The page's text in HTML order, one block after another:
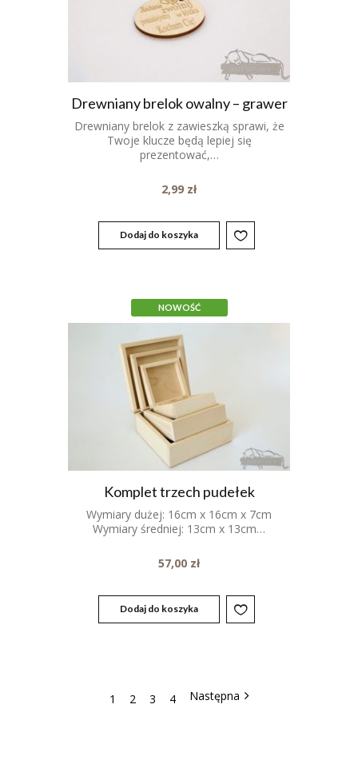
Drewniany brelok owalny – grawer
Drewniany brelok z zawieszką sprawi, że
Twoje klucze będą lepiej się
prezentować,…
2,99 zł
Dodaj do koszyka
NOWOŚĆ
Komplet trzech pudełek
Wymiary dużej: 16cm x 16cm x 7cm
Wymiary średniej: 13cm x 13cm…
57,00 zł
Dodaj do koszyka
1 2 3 4